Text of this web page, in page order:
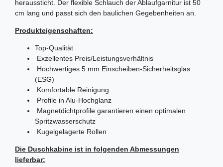
heraussticht. Der flexible Schlauch der Ablaufgarnitur ist 50
cm lang und passt sich den baulichen Gegebenheiten an.
Produkteigenschaften:
Top-Qualität
Exzellentes Preis/Leistungsverhältnis
Hochwertiges 5 mm Einscheiben-Sicherheitsglas
(ESG)
Komfortable Reinigung
Profile in Alu-Hochglanz
Magnetdichtprofile garantieren einen optimalen
Spritzwasserschutz
Kugelgelagerte Rollen
Die Duschkabine ist in folgenden Abmessungen
lieferbar: